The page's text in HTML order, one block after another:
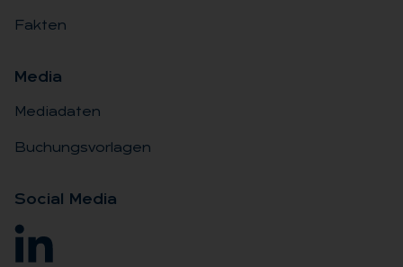
Fakten
Me­dia
Mediadaten
Buchungsvorlagen
So­ci­al Me­dia